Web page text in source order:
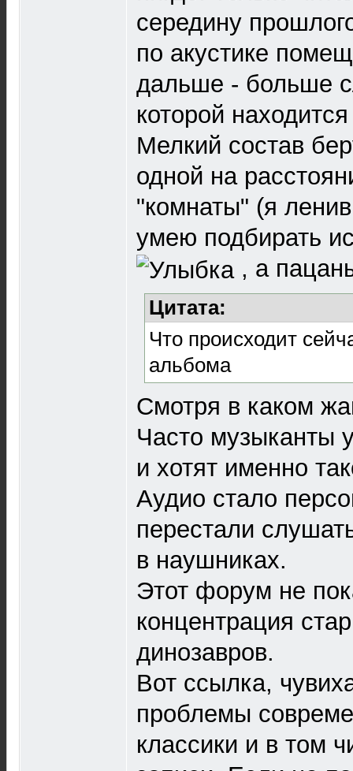
середину
по акустике
дальше - больше
которой
Мелкий состав
одной на
"комнаты" (я
умею подбирать
, а
Цитата:
Что происходит
альбома
Смотря в каком
Часто музыканты
и хотят именно
Аудио стало
перестали
в наушниках.
Этот форум не
концентрация
динозавров.
Вот ссылка,
проблемы
классики и в том